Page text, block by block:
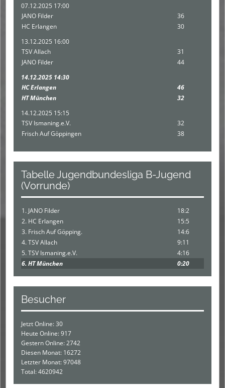
07.12.2025 17:00
JANO Filder
36
HC Erlangen
30
13.12.2025 16:00
TSV Allach
31
JANO Filder
44
14.12.2025 14:30
HC Erlangen
46
HT München
32
14.12.2025 15:15
TSV Ismaning.e.V.
32
Frisch Auf Göppingen
38
Tabelle Jugendbundesliga B-Jugend
(Vorrunde)
1. JANO Filder
18:2
2. HC Erlangen
15:5
3. Frisch Auf Göpping.
14:6
4. TSV Allach
9:11
5. TSV Ismaning.e.V.
4:16
6. HT München
0:20
Besucher
Jetzt Online: 30
Heute Online: 917
Gestern Online: 2742
Diesen Monat: 16272
Letzter Monat: 97048
Total: 4620942